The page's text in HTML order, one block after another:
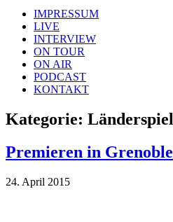
IMPRESSUM
LIVE
INTERVIEW
ON TOUR
ON AIR
PODCAST
KONTAKT
Kategorie: Länderspiel
Premieren in Grenoble
24. April 2015